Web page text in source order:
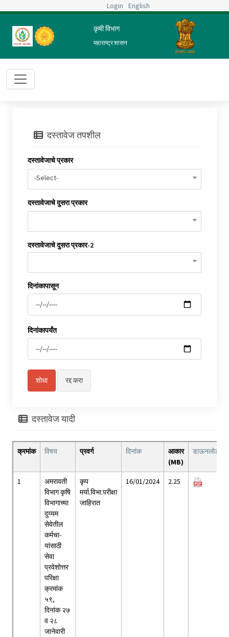
Login English
कृषी विभाग
महाराष्ट्र शासन
दस्तावेज तपशील
दस्तावेजाचे प्रकार
-Select-
दस्तावेजाचे दुसरा प्रकार
दस्तावेजाचे दुसरा प्रकार-2
दिनांकापासून
दिनांकापर्यंत
दस्तावेज यादी
क्रमांक विषय प्रवर्ग दिनांक
आकार
(MB)
डाऊनलोड
1
अमरावती
विभाग कृषि
विभागाच्या
दुय्यम
सेवेतील
कर्मचा-
यांसाठी
सेवा
प्रवेशोत्तर
परिक्षा
क्रमांक
५९,
दिनांक २७
व २८
जानेवारी
कृप
मर्या.विभा.परीक्षा
जाहिरात
16/01/2024 2.25